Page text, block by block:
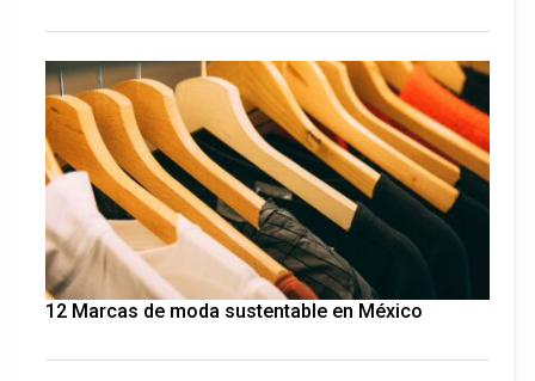
12 Marcas de moda sustentable en México